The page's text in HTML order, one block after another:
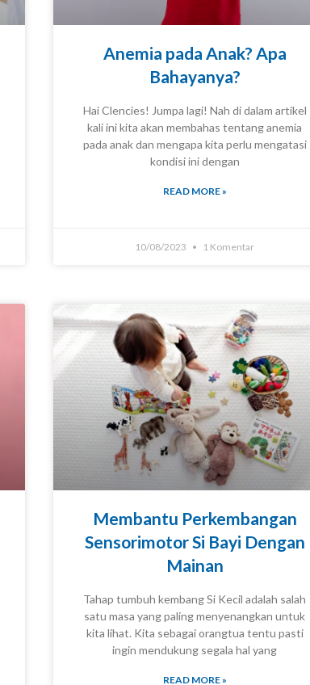
Anemia pada Anak? Apa
Bahayanya?
Hai Clencies! Jumpa lagi! Nah di dalam artikel
kali ini kita akan membahas tentang anemia
pada anak dan mengapa kita perlu mengatasi
kondisi ini dengan
READ MORE »
10/08/2023 1 Komentar
KNOWLEDGE
Membantu Perkembangan
Sensorimotor Si Bayi Dengan
Mainan
Tahap tumbuh kembang Si Kecil adalah salah
satu masa yang paling menyenangkan untuk
kita lihat. Kita sebagai orangtua tentu pasti
ingin mendukung segala hal yang
READ MORE »
KNOWLEDGE